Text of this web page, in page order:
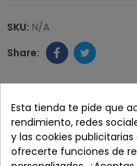
SKU: N/A
seguro.
Los pedidos se
Esta tienda te pide que
rendimiento, redes
y las cookies
ofrecerte funciones de